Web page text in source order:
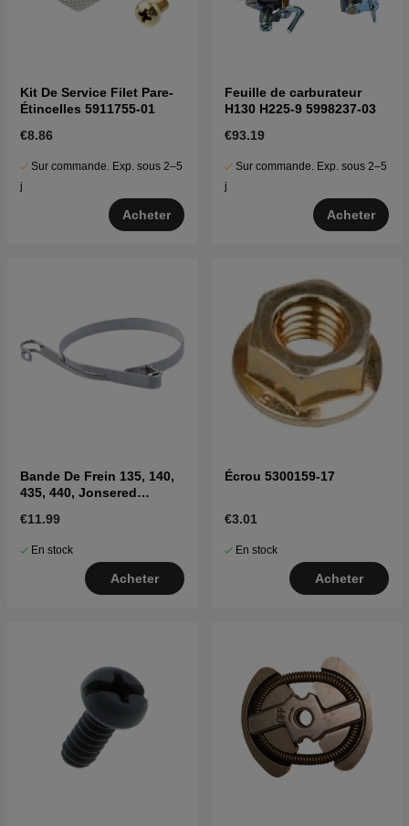
Kit De Service Filet Pare-
Étincelles 5911755-01
€8.86
Sur commande. Exp. sous 2–5
j
Acheter
Feuille de carburateur
H130 H225-9 5998237-03
€93.19
Sur commande. Exp. sous 2–5
j
Acheter
Bande De Frein 135, 140,
435, 440, Jonsered
€11.99
En stock
Acheter
Écrou 5300159-17
€3.01
En stock
Acheter